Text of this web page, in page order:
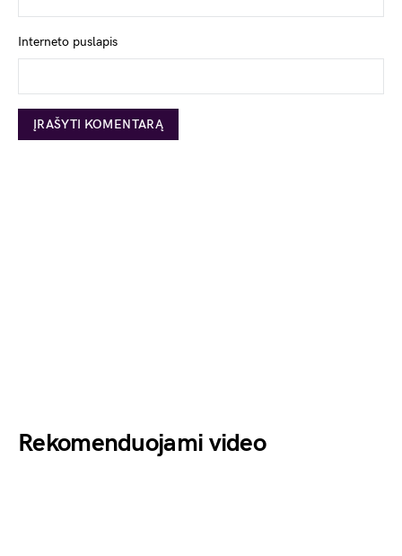
Interneto puslapis
Rekomenduojami video